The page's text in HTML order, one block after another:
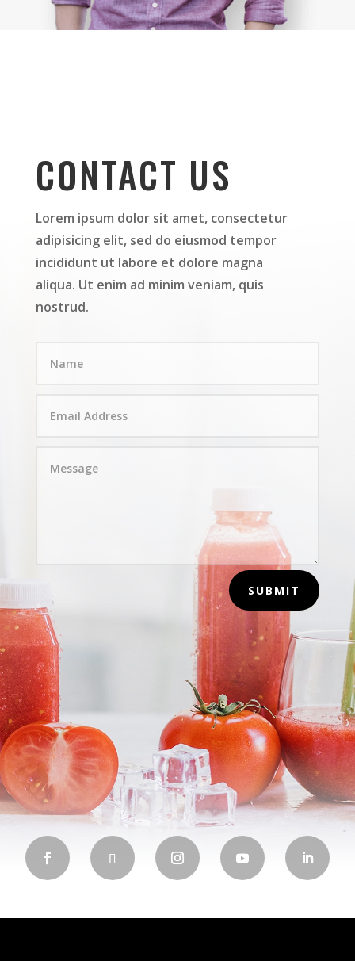
CONTACT US
Lorem ipsum dolor sit amet, consectetur
adipisicing elit, sed do eiusmod tempor
incididunt ut labore et dolore magna
aliqua. Ut enim ad minim veniam, quis
nostrud.
SUBMIT